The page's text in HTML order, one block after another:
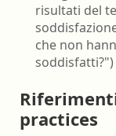
risultati del
che non
soddisfatti?")
practices